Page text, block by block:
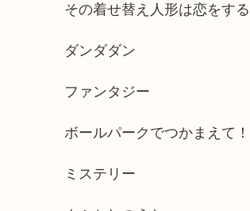
その着せ替え人形は恋をする
ダンダダン
ファンタジー
ボールパークでつかまえて！
ミステリー